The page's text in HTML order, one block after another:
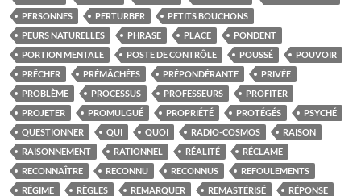
PERSONNES
PERTURBER
PETITS BOUCHONS
PEURS NATURELLES
PHRASE PLACE
PONDENT
PORTION MENTALE
POSTE DE CONTRÔLE POUSSÉ
POUVOIR
PRÊCHER
PRÉMÂCHÉES PRÉPONDÉRANTE
PRIVÉE
PROBLÈME
PROCESSUS PROFESSEURS
PROFITER
PROJETER
PROMULGUÉ PROPRIÉTÉ PROTÉGÉS
PSYCHÉ
QUESTIONNER
QUI QUOI RADIO-COSMOS
RAISON
RAISONNEMENT
RATIONNEL RÉALITÉ
RÉCLAME
RECONNAÎTRE
RECONNU RECONNUS
REFOULEMENTS
RÉGIME
RÈGLES REMARQUER REMASTÉRISÉ RÉPONSE